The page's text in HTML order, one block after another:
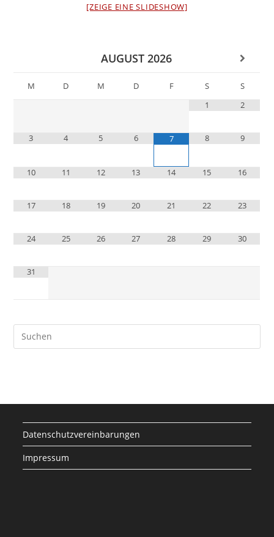
[ZEIGE EINE SLIDESHOW]
AUGUST 2026
M D M D F S
S
1
2
3 4 5 6 7 8 9
10 11 12 13 14 15 16
17 18 19 20 21 22 23
24 25 26 27 28 29 30
31
Datenschutzvereinbarungen
Impressum